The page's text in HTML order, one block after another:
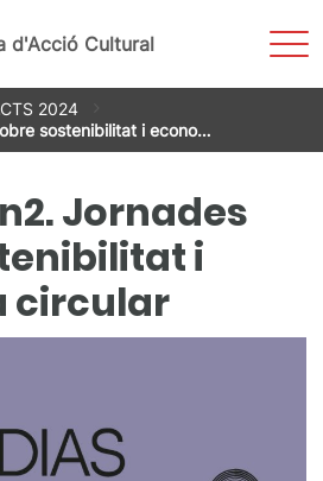
d'Acció Cultural
2024
sostenibilitat i econo…
Jornades
i
circular